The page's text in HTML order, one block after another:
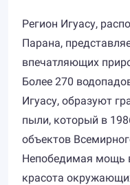
Регион Игуасу,
Парана,
впечатляющих
Более 270
Игуасу, образуют
пыли, который в
объектов
Непобедимая мощь
красота